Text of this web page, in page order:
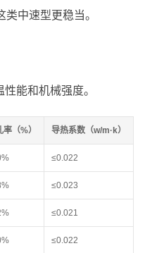
中速型更稳当。
能和机械强度。
率（%） 导热系数（w/m·k）
≤0.022
≤0.023
≤0.021
≤0.022